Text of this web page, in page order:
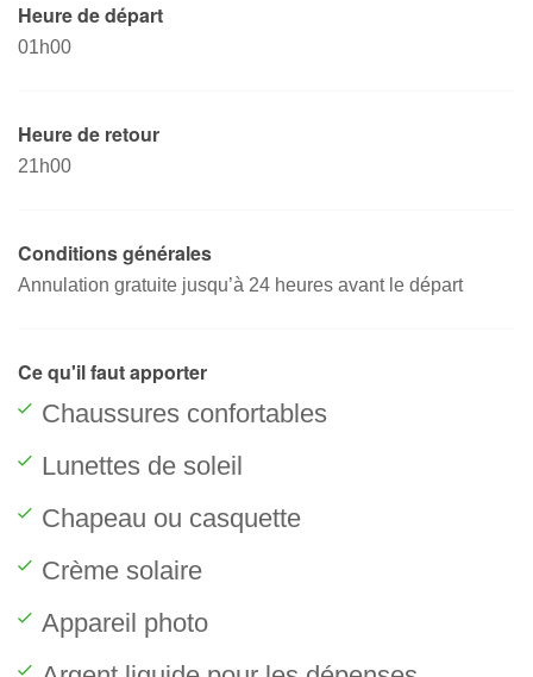
Heure de départ
01h00
Heure de retour
21h00
Conditions générales
Annulation gratuite jusqu’à 24 heures avant le départ
Ce qu'il faut apporter
Chaussures confortables
Lunettes de soleil
Chapeau ou casquette
Crème solaire
Appareil photo